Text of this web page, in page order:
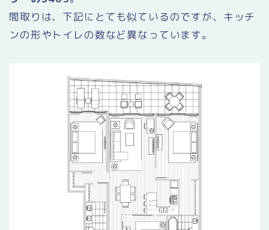
間取りは、下記にとても似ているのですが、キッチ
ンの形やトイレの数など異なっています。